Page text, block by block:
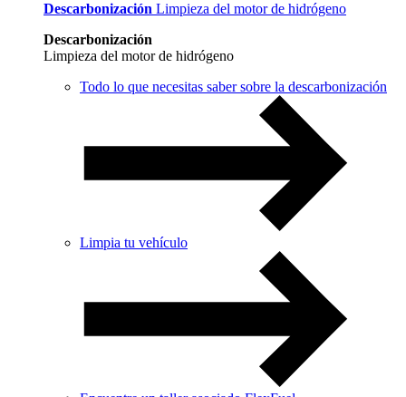
Descarbonización Limpieza del motor de hidrógeno
Descarbonización
Limpieza del motor de hidrógeno
Todo lo que necesitas saber sobre la descarbonización
Limpia tu vehículo